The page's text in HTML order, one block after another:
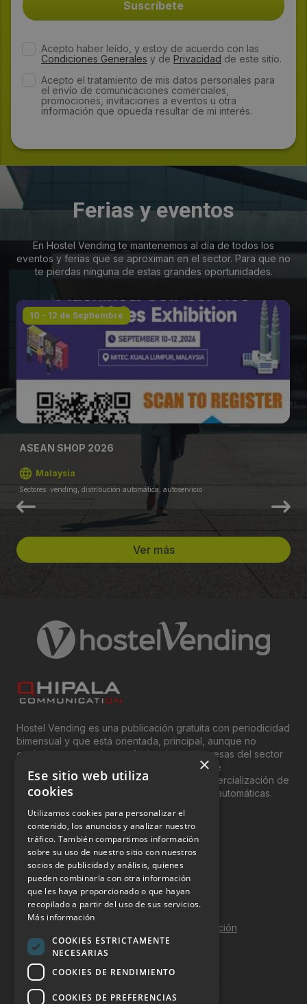
Acepto haber leído, y estoy de acuerdo con las
Condiciones Generales y de Privacidad de este sitio.
Acepto el tratamiento de mis datos personales para
el envío de comunicaciones comerciales,
promociones, invitaciones a eventos u otra
información que opueda resultar de mi interés.
Ferias y eventos
En Hostel Vending te mantenemos al día de todos los
eventos y ferias que se aproximan en el sector. Para que no
te pierdas ninguna de estas grandes oportunidades.
10 - 12 de Septiembre
ASEAN SHOP 2026
Malaysia
Sectores: vending, distribución automática, autoservicio
Ver más
Hostel Vending es una publicación gratuita con periodicidad
bimensual y que está orientada, principal, aunque no
exclusivamente, a los profesionales y empresas del sector
del “Vending”; nombre con el que se conoce
genéricamente entre profesionales a la comercialización de
productos y servicios a través de máquinas automáticas.
INFORMACIÓN LEGAL
Aviso Legal
Política de Privacidad
Política de Cookies
Política de calidad y seguridad de la información
Contacto
×
Ese sitio web utiliza
cookies
Utilizamos cookies para personalizar el
contenido, los anuncios y analizar nuestro
tráfico. También compartimos información
sobre su uso de nuestro sitio con nuestros
socios de publicidad y análisis, quienes
pueden combinarla con otra información
que les haya proporcionado o que hayan
recopilado a partir del uso de sus servicios.
Más información
COOKIES ESTRICTAMENTE
NECESARIAS
COOKIES DE RENDIMIENTO
COOKIES DE PREFERENCIAS